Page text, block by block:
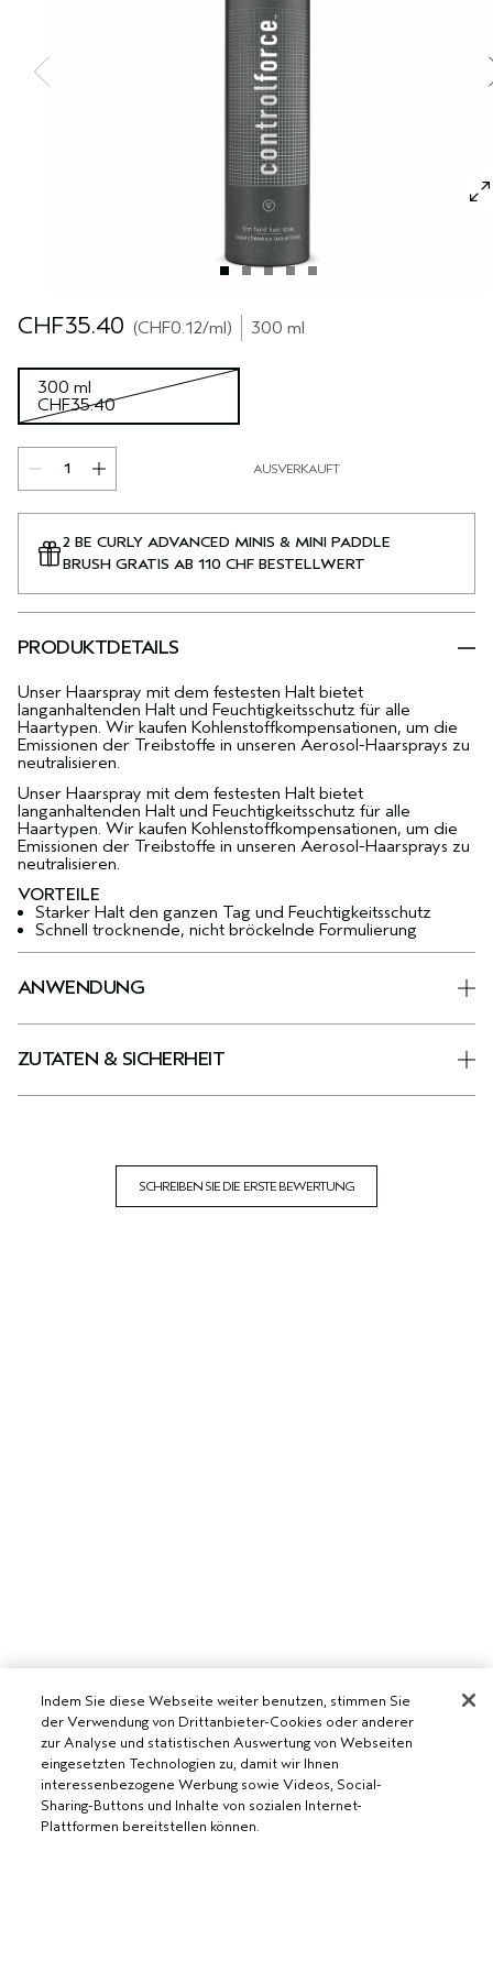
EMPFINDLICHE KOPFHAUT
ALLE KOLLEKTIONEN
CHF35.40 CHF0.12/ml 300 ml
300 ml
CHF35.40
AUSVERKAUFT
2 BE CURLY ADVANCED MINIS & MINI PADDLE
BRUSH GRATIS AB 110 CHF BESTELLWERT
PRODUKTDETAILS
Unser Haarspray mit dem festesten Halt bietet
langanhaltenden Halt und Feuchtigkeitsschutz für alle
Haartypen. Wir kaufen Kohlenstoffkompensationen, um die
Emissionen der Treibstoffe in unseren Aerosol-Haarsprays zu
neutralisieren.
Unser Haarspray mit dem festesten Halt bietet
langanhaltenden Halt und Feuchtigkeitsschutz für alle
Haartypen. Wir kaufen Kohlenstoffkompensationen, um die
Emissionen der Treibstoffe in unseren Aerosol-Haarsprays zu
neutralisieren.
VORTEILE
Starker Halt den ganzen Tag und Feuchtigkeitsschutz
Schnell trocknende, nicht bröckelnde Formulierung
ANWENDUNG
ZUTATEN & SICHERHEIT
SCHREIBEN SIE DIE ERSTE BEWERTUNG
AVEDA SALON WERDEN
WERDE EIN AVEDA-SALON
Indem Sie diese Webseite weiter benutzen, stimmen Sie
der Verwendung von Drittanbieter-Cookies oder anderer
zur Analyse und statistischen Auswertung von Webseiten
eingesetzten Technologien zu, damit wir Ihnen
interessenbezogene Werbung sowie Videos, Social-
Sharing-Buttons und Inhalte von sozialen Internet-
Plattformen bereitstellen können.